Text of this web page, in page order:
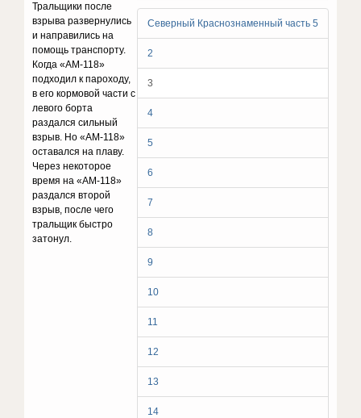
Северный Краснознаменный часть 5
2
3
4
5
6
7
8
9
10
11
12
13
14
Тральщики после
взрыва развернулись
и направились на
помощь транспорту.
Когда «АМ-118»
подходил к пароходу,
в его кормовой части с
левого борта
раздался сильный
взрыв. Но «АМ-118»
оставался на плаву.
Через некоторое
время на «АМ-118»
раздался второй
взрыв, после чего
тральщик быстро
затонул.